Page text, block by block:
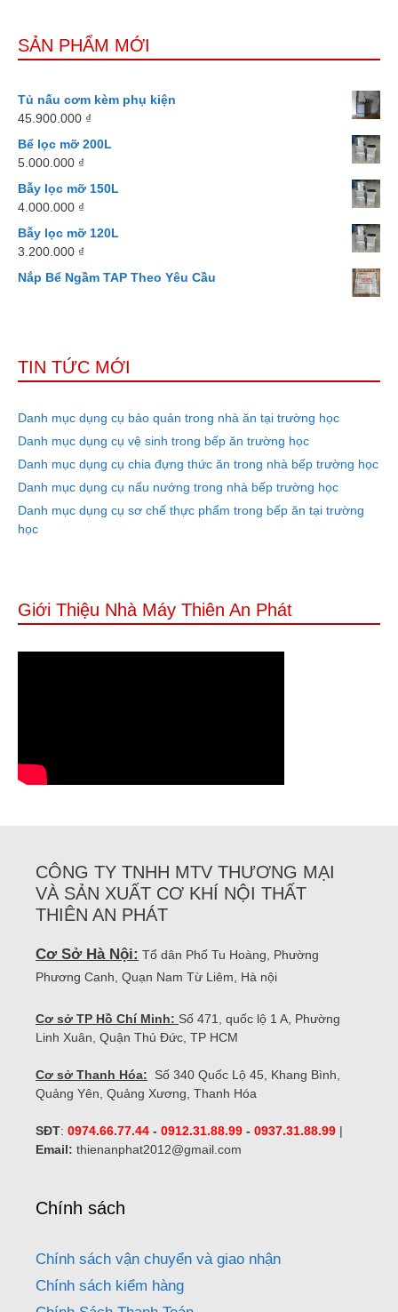
SẢN PHẨM MỚI
Tủ nấu cơm kèm phụ kiện
45.900.000 ₫
Bể lọc mỡ 200L
5.000.000 ₫
Bẫy lọc mỡ 150L
4.000.000 ₫
Bẫy lọc mỡ 120L
3.200.000 ₫
Nắp Bể Ngầm TAP Theo Yêu Cầu
TIN TỨC MỚI
Danh mục dụng cụ bảo quản trong nhà ăn tại trường học
Danh mục dụng cụ vệ sinh trong bếp ăn trường học
Danh mục dụng cụ chia đựng thức ăn trong nhà bếp trường học
Danh mục dụng cụ nấu nướng trong nhà bếp trường học
Danh mục dụng cụ sơ chế thực phẩm trong bếp ăn tại trường
học
Giới Thiệu Nhà Máy Thiên An Phát
CÔNG TY TNHH MTV THƯƠNG MẠI
VÀ SẢN XUẤT CƠ KHÍ NỘI THẤT
THIÊN AN PHÁT
Cơ Sở Hà Nội: Tổ dân Phố Tu Hoàng, Phường
Phương Canh, Quạn Nam Từ Liêm, Hà nội
Cơ sở TP Hồ Chí Minh: Số 471, quốc lộ 1 A, Phường
Linh Xuân, Quận Thủ Đức, TP HCM
Cơ sở Thanh Hóa: Số 340 Quốc Lộ 45, Khang Bình,
Quảng Yên, Quảng Xương, Thanh Hóa
SĐT: 0974.66.77.44 - 0912.31.88.99 - 0937.31.88.99 |
Email: thienanphat2012@gmail.com
Chính sách
Chính sách vận chuyển và giao nhận
Chính sách kiểm hàng